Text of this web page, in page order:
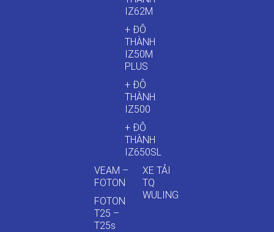
IZ62M
+ ĐÔ
THÀNH
IZ50M
PLUS
+ ĐÔ
THÀNH
IZ500
+ ĐÔ
THÀNH
IZ650SL
VEAM –
FOTON
FOTON
T25 –
T25s
XE TẢI
TQ
WULING